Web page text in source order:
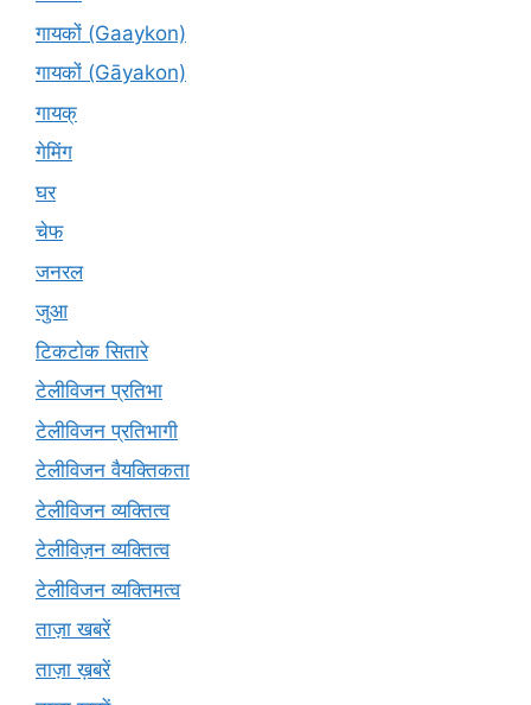
गायकों (Gaaykon)
गायकों (Gāyakon)
गायक्
गेमिंग
घर
चेफ
जनरल
जुआ
टिकटोक सितारे
टेलीविजन प्रतिभा
टेलीविजन प्रतिभागी
टेलीविजन वैयक्तिकता
टेलीविजन व्यक्तित्व
टेलीविज़न व्यक्तित्व
टेलीविजन व्यक्तिमत्व
ताज़ा खबरें
ताज़ा ख़बरें